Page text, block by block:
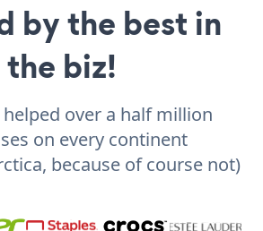
by the best in
the biz!
helped over a half million
on every continent
because of course not)